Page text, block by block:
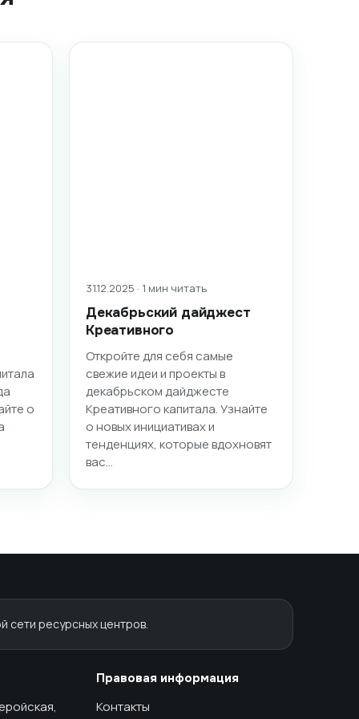
о
31.12.2025 · 1 мин читать
Декабрьский дайджест
Креативного
Откройте для себя самые
свежие идеи и проекты в
декабрьском дайджесте
Креативного капитала. Узнайте
о новых инициативах и
тенденциях, которые вдохновят
вас…
сети ресурсных центров.
Правовая информация
Контакты